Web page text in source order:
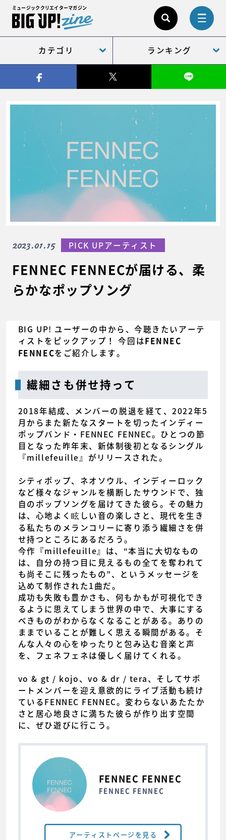
ミュージッククリエイターマガジン
カテゴリ ランキング
FENNEC FENNECが届ける、柔
らかなポップソング
2023.01.15 PICK UPアーティスト
BIG UP! ユーザーの中から、今聴きたいアーテ
ィストをピックアップ！ 今回はFENNEC
FENNECをご紹介します。
繊細さも併せ持って
2018年結成、メンバーの脱退を経て、2022年5
月からまた新たなスタートを切ったインディー
ポップバンド・FENNEC FENNEC。ひとつの節
目となった昨年末、新体制後初となるシングル
『millefeuille』がリリースされた。
シティポップ、ネオソウル、インディーロック
など様々なジャンルを横断したサウンドで、独
自のポップソングを届けてきた彼ら。その魅力
は、心地よく眩しい音の楽しさと、現代を生き
る私たちのメランコリーに寄り添う繊細さを併
せ持つところにあるだろう。
今作『millefeuille』は、“本当に大切なもの
は、自分の持つ目に見えるもの全てを奪われて
も尚そこに残ったもの”、というメッセージを
込めて制作された1曲だ。
成功も失敗も豊かさも、何もかもが可視化でき
るように思えてしまう世界の中で、大事にする
べきものがわからなくなることがある。ありの
ままでいることが難しく思える瞬間がある。そ
んな人々の心をゆったりと包み込む音楽と声
を、フェネフェネは優しく届けてくれる。
vo & gt / kojo、vo & dr / tera、そしてサポ
ートメンバーを迎え意欲的にライブ活動も続け
ているFENNEC FENNEC。変わらないあたたか
さと居心地良さに満ちた彼らが作り出す空間
に、ぜひ遊びに行こう。
FENNEC FENNEC
FENNEC FENNEC
アーティストページを見る